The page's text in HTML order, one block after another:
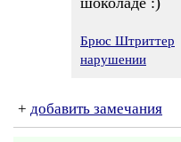
Брюс Штриттер
нарушении
+ добавить замечания